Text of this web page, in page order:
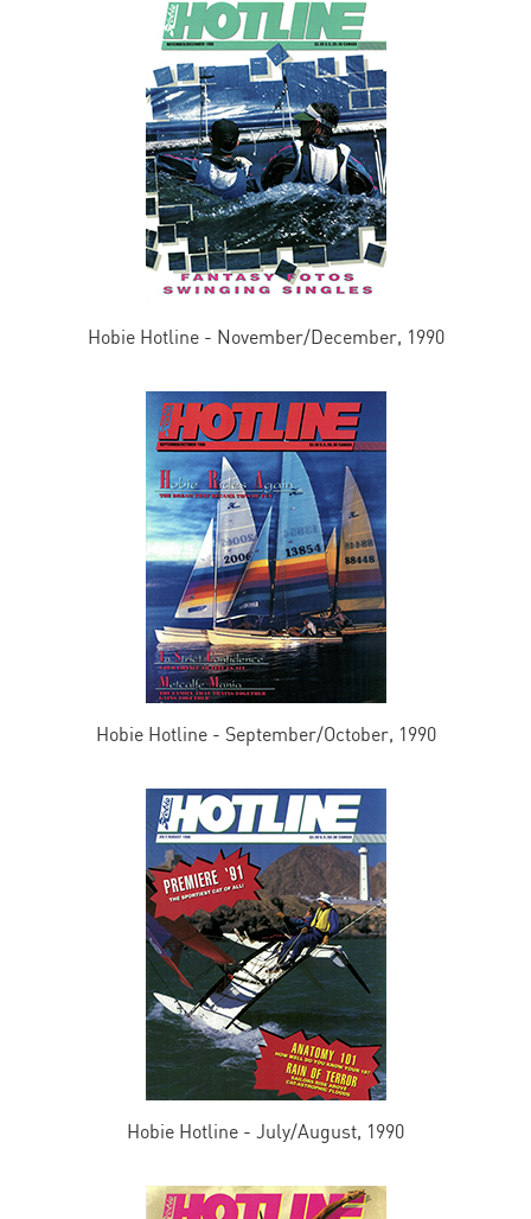
Hobie Hotline - November/December, 1990
Hobie Hotline - September/October, 1990
Hobie Hotline - July/August, 1990